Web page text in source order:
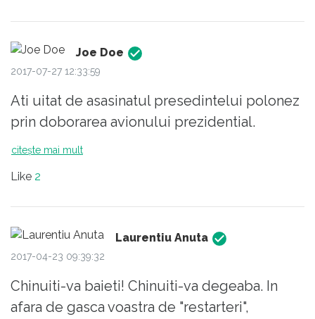
acelasi lucru. Si Romania e asaltata de f mult
timp. Si sustinut.
Joe Doe
2017-07-27 12:33:59
Ati uitat de asasinatul presedintelui polonez
prin doborarea avionului prezidential.
citește mai mult
Like 2
Laurentiu Anuta
2017-04-23 09:39:32
Chinuiti-va baieti! Chinuiti-va degeaba. In
afara de gasca voastra de "restarteri",